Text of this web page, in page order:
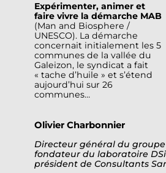
Expérimenter, animer et
faire vivre la démarche MAB
(Man and Biosphere /
UNESCO). La démarche
concernait initialement les 5
communes de la vallée du
Galeizon, le syndicat a fait
« tache d’huile » et s’étend
aujourd’hui sur 26
communes…
Olivier Charbonnier
Directeur général du
fondateur du laboratoire
président de Consultants